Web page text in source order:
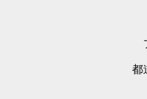
「特上ロー
バラ」など
都